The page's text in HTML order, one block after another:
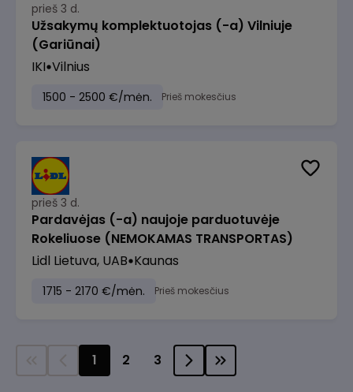
prieš 3 d.
Užsakymų komplektuotojas (-a) Vilniuje
(Gariūnai)
IKI Vilnius
1500 - 2500 €/mėn. Prieš mokesčius
prieš 3 d.
Pardavėjas (-a) naujoje parduotuvėje
Rokeliuose (NEMOKAMAS TRANSPORTAS)
Lidl Lietuva, UAB Kaunas
1715 - 2170 €/mėn. Prieš mokesčius
1 2 3